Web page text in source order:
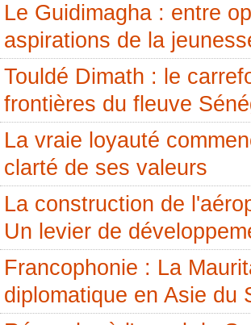
Le Guidimagha : entre
aspirations de la
Touldé Dimath : le
frontières du fleuve
La vraie loyauté
clarté de ses valeurs
La construction de
Un levier de
Francophonie : La
diplomatique en Asie du